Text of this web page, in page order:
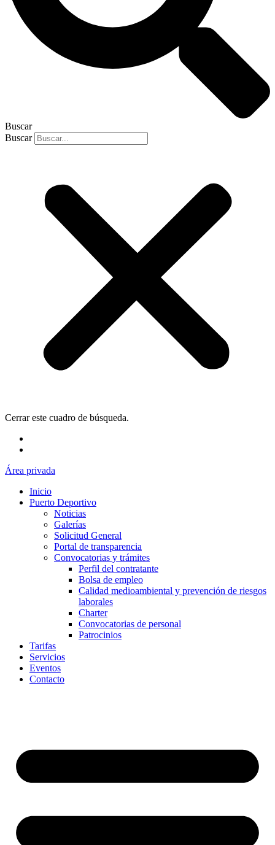
Buscar
Buscar
Cerrar este cuadro de búsqueda.
Área privada
Inicio
Puerto Deportivo
Noticias
Galerías
Solicitud General
Portal de transparencia
Convocatorias y trámites
Perfil del contratante
Bolsa de empleo
Calidad medioambiental y prevención de riesgos
laborales
Charter
Convocatorias de personal
Patrocinios
Tarifas
Servicios
Eventos
Contacto